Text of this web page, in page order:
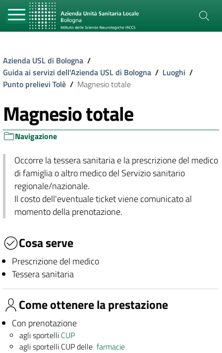
Azienda USL di Bologna /
Guida ai servizi dell'Azienda USL di Bologna / Luoghi /
Punto prelievi Tolè / Magnesio totale
Magnesio totale
Navigazione
Occorre la tessera sanitaria e la prescrizione del medico
di famiglia o altro medico del Servizio sanitario
regionale/nazionale.
Il costo dell'eventuale ticket viene comunicato al
momento della prenotazione.
Cosa serve
Prescrizione del medico
Tessera sanitaria
Come ottenere la prestazione
Con prenotazione
agli sportelli CUP
agli sportelli CUP dellefarmacie